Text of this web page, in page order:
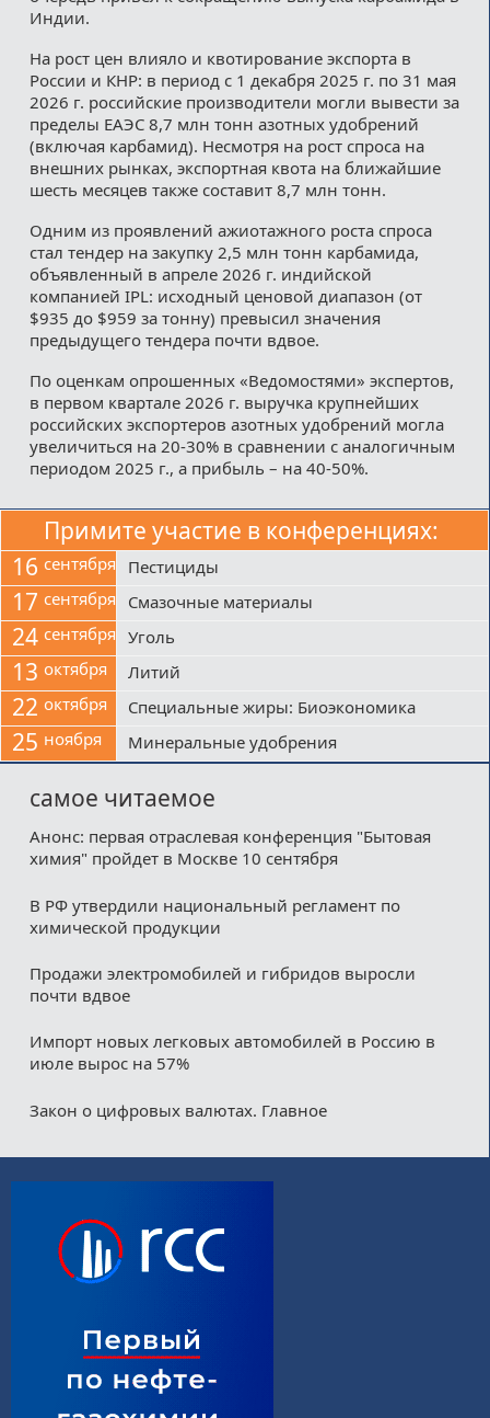
Индии.
На рост цен влияло и квотирование экспорта в
России и КНР: в период с 1 декабря 2025 г. по 31 мая
2026 г. российские производители могли вывести за
пределы ЕАЭС 8,7 млн тонн азотных удобрений
(включая карбамид). Несмотря на рост спроса на
внешних рынках, экспортная квота на ближайшие
шесть месяцев также составит 8,7 млн тонн.
Одним из проявлений ажиотажного роста спроса
стал тендер на закупку 2,5 млн тонн карбамида,
объявленный в апреле 2026 г. индийской
компанией IPL: исходный ценовой диапазон (от
$935 до $959 за тонну) превысил значения
предыдущего тендера почти вдвое.
По оценкам опрошенных «Ведомостями» экспертов,
в первом квартале 2026 г. выручка крупнейших
российских экспортеров азотных удобрений могла
увеличиться на 20-30% в сравнении с аналогичным
периодом 2025 г., а прибыль – на 40-50%.
Примите участие в конференциях:
16 сентября Пестициды
17 сентября Смазочные материалы
24 сентября Уголь
13 октября Литий
22 октября Специальные жиры: Биоэкономика
25 ноября Минеральные удобрения
самое читаемое
Анонс: первая отраслевая конференция "Бытовая
химия" пройдет в Москве 10 сентября
В РФ утвердили национальный регламент по
химической продукции
Продажи электромобилей и гибридов выросли
почти вдвое
Импорт новых легковых автомобилей в Россию в
июле вырос на 57%
Закон о цифровых валютах. Главное